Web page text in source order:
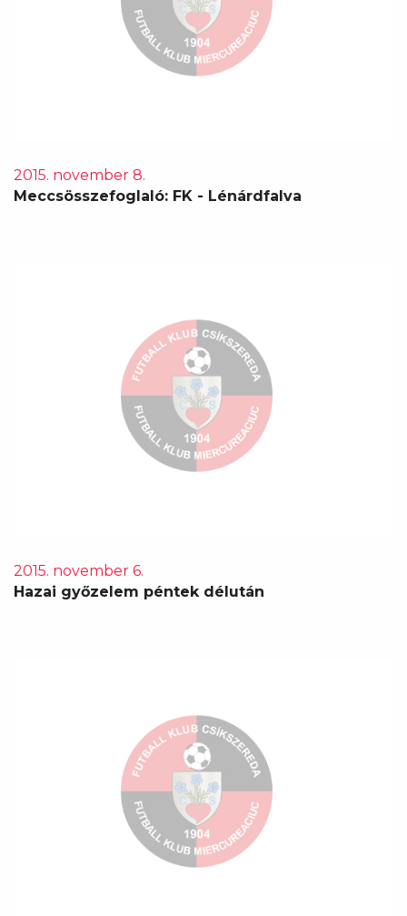
2015. november 8.
Meccsösszefoglaló: FK - Lénárdfalva
2015. november 6.
Hazai győzelem péntek délután